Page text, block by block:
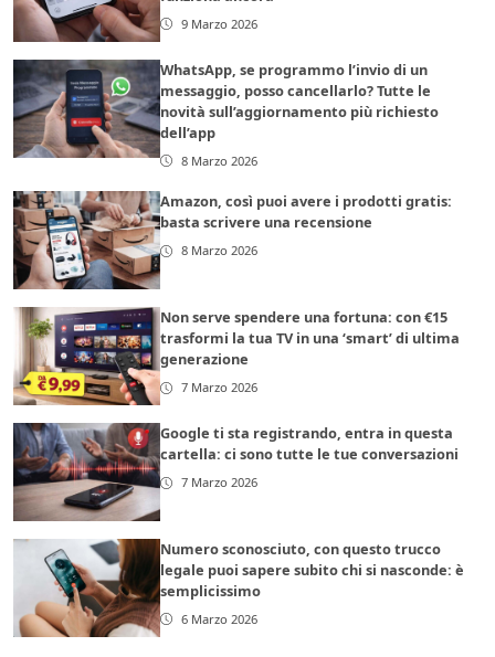
9 Marzo 2026
WhatsApp, se programmo l’invio di un
messaggio, posso cancellarlo? Tutte le
novità sull’aggiornamento più richiesto
dell’app
8 Marzo 2026
Amazon, così puoi avere i prodotti gratis:
basta scrivere una recensione
8 Marzo 2026
Non serve spendere una fortuna: con €15
trasformi la tua TV in una ‘smart’ di ultima
generazione
7 Marzo 2026
Google ti sta registrando, entra in questa
cartella: ci sono tutte le tue conversazioni
7 Marzo 2026
Numero sconosciuto, con questo trucco
legale puoi sapere subito chi si nasconde: è
semplicissimo
6 Marzo 2026